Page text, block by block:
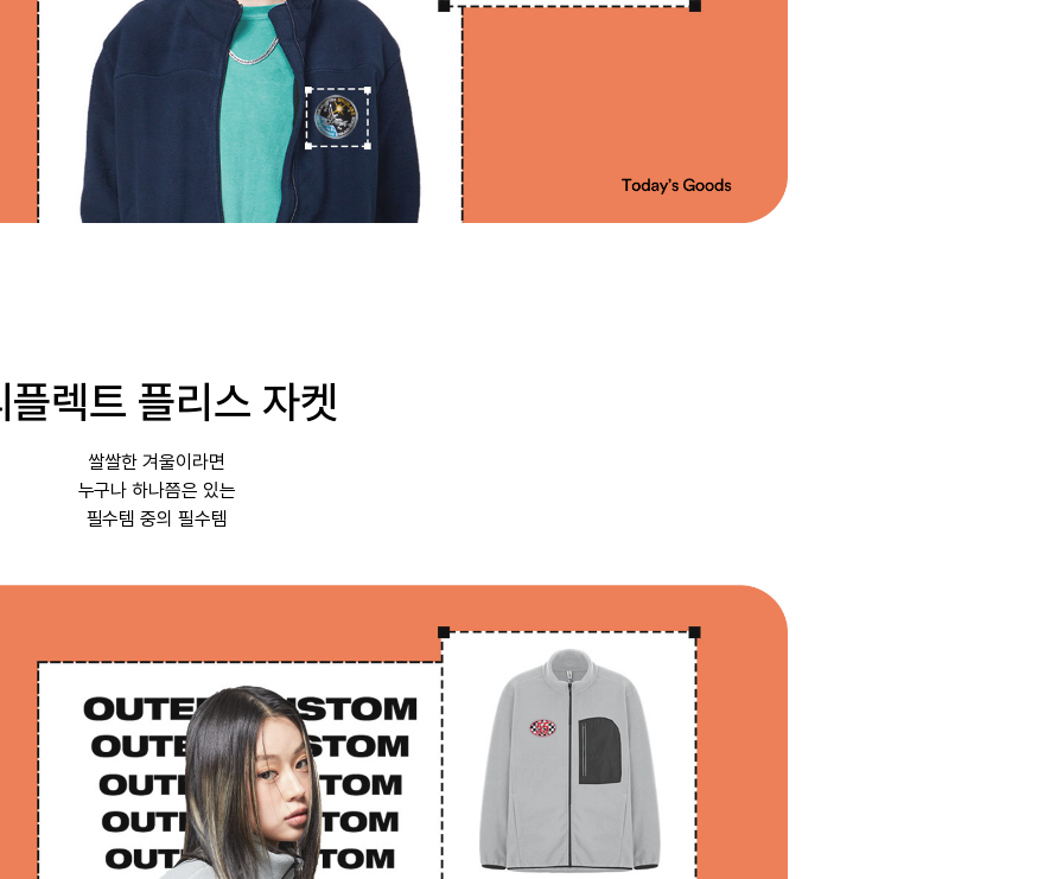
플렉트 플리스 자켓
쌀쌀한 겨울이라면
누구나 하나쯤은 있는
필수템 중의 필수템